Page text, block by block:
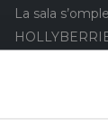
La sala